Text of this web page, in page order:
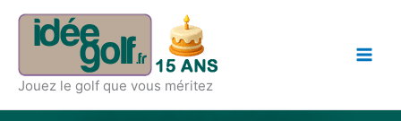
Aller
contenu
Jouez le golf que vous méritez